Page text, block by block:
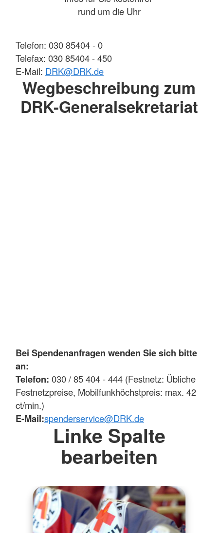
rund um die Uhr
Telefon: 030 85404 - 0
Telefax: 030 85404 - 450
E-Mail: DRK@DRK.de
Wegbeschreibung zum
DRK-Generalsekretariat
Bei Spendenanfragen wenden Sie sich bitte
an:
Telefon: 030 / 85 404 - 444 (Festnetz: Übliche
Festnetzpreise, Mobilfunkhöchstpreis: max. 42
ct/min.)
E-Mail:spenderservice@DRK.de
Linke Spalte
bearbeiten